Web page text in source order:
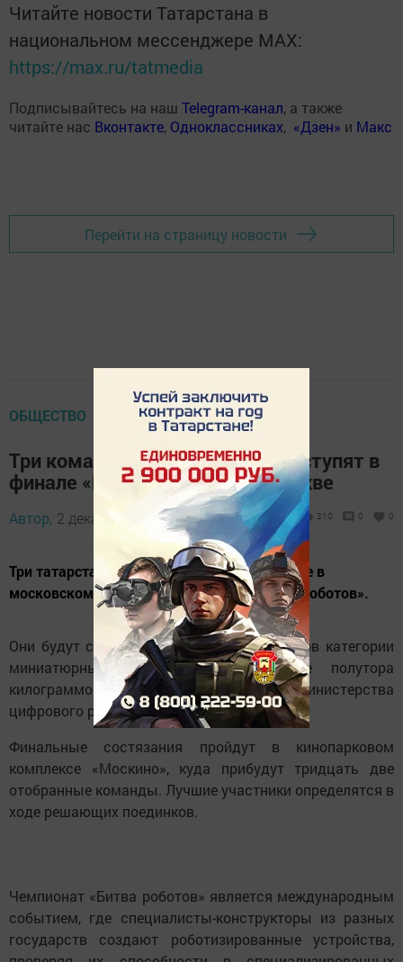
Читайте новости Татарстана в
национальном мессенджере MАХ:
https://max.ru/tatmedia
Подписывайтесь на наш Telegram-канал, а также
читайте нас Вконтакте, Одноклассниках, «Дзен» и Макс
Перейти на страницу новости
ОБЩЕСТВО
Три команды из Татарстана выступят в
финале «Битвы роботов» в Москве
Автор, 2 декабря 2025 - 11:00 310 0 0
Три татарстанские команды примут участие в
московском финале соревнования «Битва роботов».
Они будут соревноваться среди участников категории
миниатюрных роботов массой менее полутора
килограммов, согласно сообщению Министерства
цифрового развития России.
Финальные состязания пройдут в кинопарковом
комплексе «Москино», куда прибудут тридцать две
отобранные команды. Лучшие участники определятся в
ходе решающих поединков.
Чемпионат «Битва роботов» является международным
событием, где специалисты-конструкторы из разных
государств создают роботизированные устройства,